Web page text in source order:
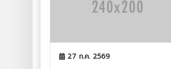
27 ก.ค. 2569